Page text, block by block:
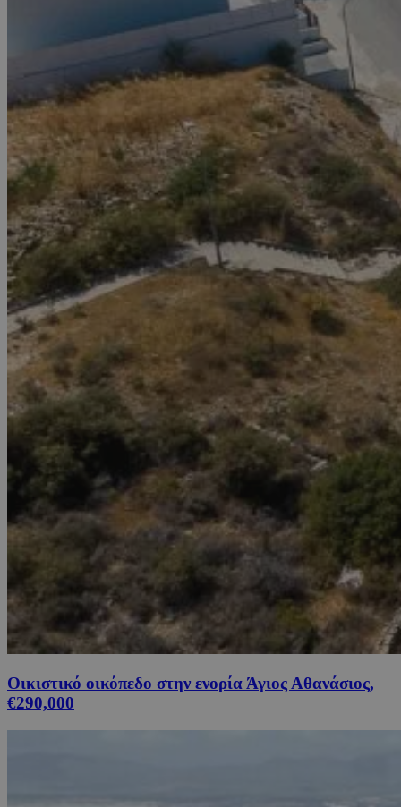
Οικιστικό οικόπεδο στην ενορία Άγιος Αθανάσιος,
€290,000